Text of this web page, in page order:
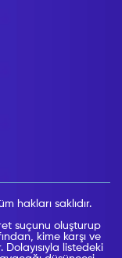
hakları saklıdır.
suçunu oluşturup
kime karşı ve
listedeki